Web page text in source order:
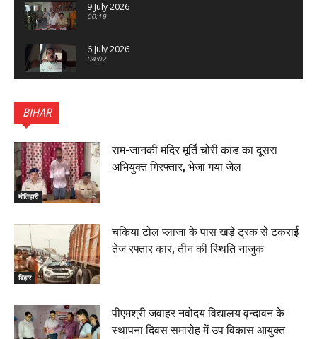
9 July 2026
00:19
6 July 2026
04:02
का भव्य पथ संचलन, 5 July 2026
00:22
बेतिया : मझौलिया में 1.24 क्विंटल गांजा के साथ बोलेरो ज़ब्त, दो
तस्कर गिरफ्तार, 4 July 2026
00:39
00:33
रक्सौल : सुरक्षा जॉंच को सोना-चांदी दुकानों का एसडीपीओ और
थानाध्यक्ष ने किया निरीक्षण, 19 June 2026
00:58
बेतिया में सगे भाई ने मां के साथ मिलकर की भाई की हत्या, शव
जलाया, दोनों गिरफ्तार, 14 June 2026
00:12
BIHAR
मोतिहारी
राम-जानकी मंदिर मूर्ति चोरी कांड का दूसरा
अभियुक्त गिरफ्तार, भेजा गया जेल
बिहार
चकिया टोल प्लाजा के पास खड़े ट्रक से टकराई
तेज रफ्तार कार, तीन की स्थिति नाजुक
पीएमश्री जवाहर नवोदय विद्यालय वृन्दावन के
स्थापना दिवस समारोह में उप विकास आयुक्त